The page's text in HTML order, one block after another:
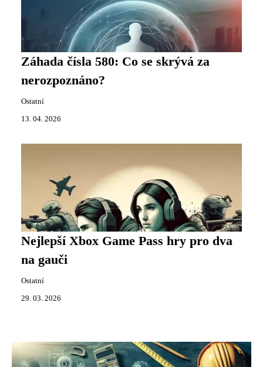
Záhada čísla 580: Co se skrývá za
nerozpoznáno?
Ostatní
13. 04. 2026
Nejlepší Xbox Game Pass hry pro dva
na gauči
Ostatní
29. 03. 2026